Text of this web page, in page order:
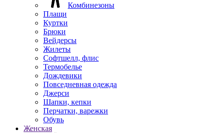
Комбинезоны
Плащи
Куртки
Брюки
Вейдерсы
Жилеты
Софтшелл, флис
Термобелье
Дождевики
Повседневная одежда
Джерси
Шапки, кепки
Перчатки, варежки
Обувь
Женская